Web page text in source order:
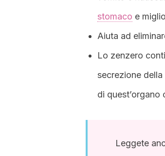
stomaco e
Aiuta ad
Lo zenzero
secrezione
di quest’organo
Leggete